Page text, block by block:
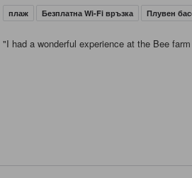
плаж Безплатна Wi-Fi връзка Плувен
"I had a wonderful experience at the Bee